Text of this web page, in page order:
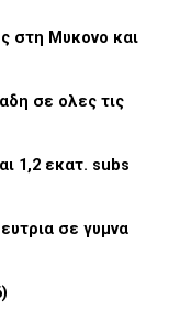
στη Μυκονο και
σε ολες τις
1,2 εκατ. subs
σε γυμνα